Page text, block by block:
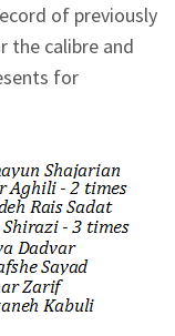
of previously
the calibre and
for